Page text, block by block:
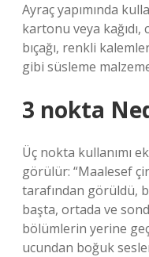
Ayraç yapımında
kartonu veya
bıçağı, renkli
gibi süsleme
3 nokta
Üç nokta kullanımı
görülür: “Maalesef
tarafından görüldü,
başta, ortada ve
bölümlerin yerine
ucundan boğuk